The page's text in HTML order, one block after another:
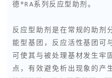
德®RA系列反应型助剂。
反应型助剂是在常规的助剂
能型基团，反应活性基团可
可使其与被处理基材发生牢
点，有效避免析出现象的产